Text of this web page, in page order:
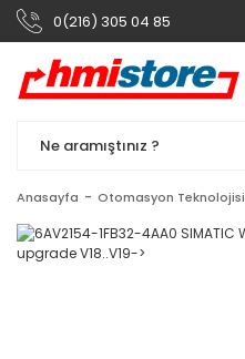
0(216) 305 04 85
Anasayfa Otomasyon Teknolojisi